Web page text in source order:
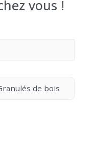
vous !
de bois